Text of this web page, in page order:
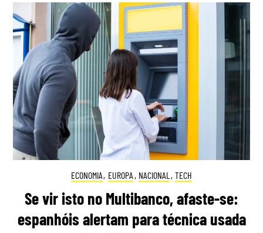
ECONOMIA, EUROPA , NACIONAL , TECH
Se vir isto no Multibanco, afaste-se:
espanhóis alertam para técnica usada